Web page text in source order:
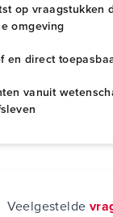
op vraagstukken
omgeving
en direct
vanuit
Veelgestelde